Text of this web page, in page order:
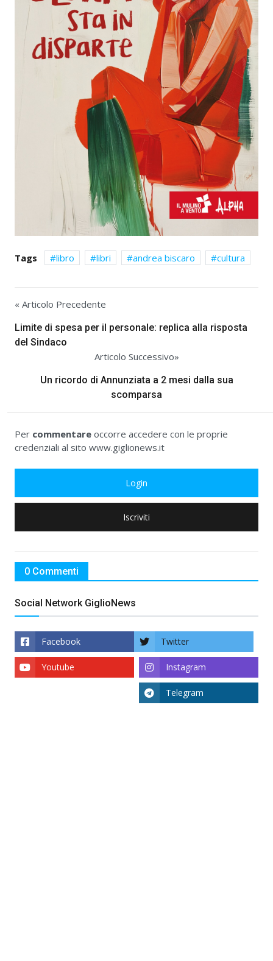
Tags libro libri andrea biscaro cultura
« Articolo Precedente
Limite di spesa per il personale: replica alla risposta
del Sindaco
Articolo Successivo»
Un ricordo di Annunziata a 2 mesi dalla sua
scomparsa
Per commentare occorre accedere con le proprie
credenziali al sito www.giglionews.it
Login
Iscriviti
0 Commenti
Social Network GiglioNews
Facebook Twitter
Instagram
Youtube
Telegram